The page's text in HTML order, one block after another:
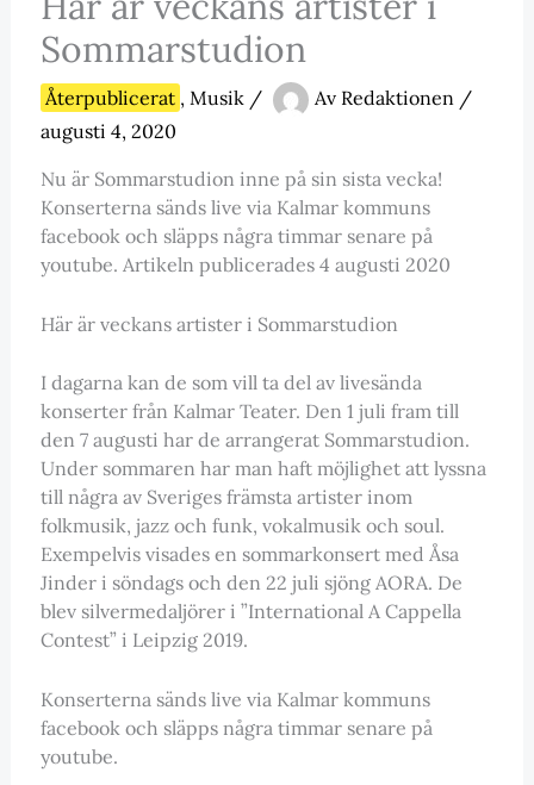
Sommarstudion
Återpublicerat , Musik/ Av Redaktionen /
augusti 4, 2020
Nu är Sommarstudion inne på sin sista vecka!
Konserterna sänds live via Kalmar kommuns
facebook och släpps några timmar senare på
youtube. Artikeln publicerades 4 augusti 2020
Här är veckans artister i Sommarstudion
I dagarna kan de som vill ta del av livesända
konserter från Kalmar Teater. Den 1 juli fram till
den 7 augusti har de arrangerat Sommarstudion.
Under sommaren har man haft möjlighet att lyssna
till några av Sveriges främsta artister inom
folkmusik, jazz och funk, vokalmusik och soul.
Exempelvis visades en sommarkonsert med Åsa
Jinder i söndags och den 22 juli sjöng AORA. De
blev silvermedaljörer i ”International A Cappella
Contest” i Leipzig 2019.
Konserterna sänds live via Kalmar kommuns
facebook och släpps några timmar senare på
youtube.